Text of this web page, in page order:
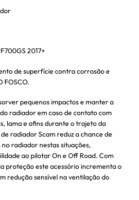
2017+
de superfície contra corrosão e
FOSCO.
pequenos impactos e manter a
radiador em caso de contato com
lama e afins durante o trajeto da
radiador Scam reduz a chance de
radiador nestas situações,
ao pilotar On e Off Road. Com
proteção este acessório incrementa o
redução sensível na ventilação do